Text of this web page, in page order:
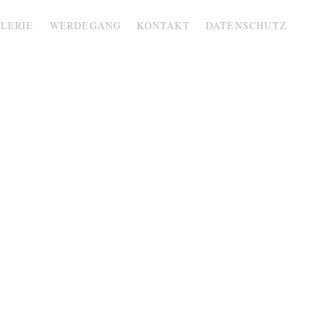
WERDEGANG KONTAKT DATENSCHUTZ